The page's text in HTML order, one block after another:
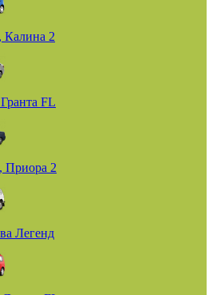
Калина 2
FL
Приора 2
Легенд